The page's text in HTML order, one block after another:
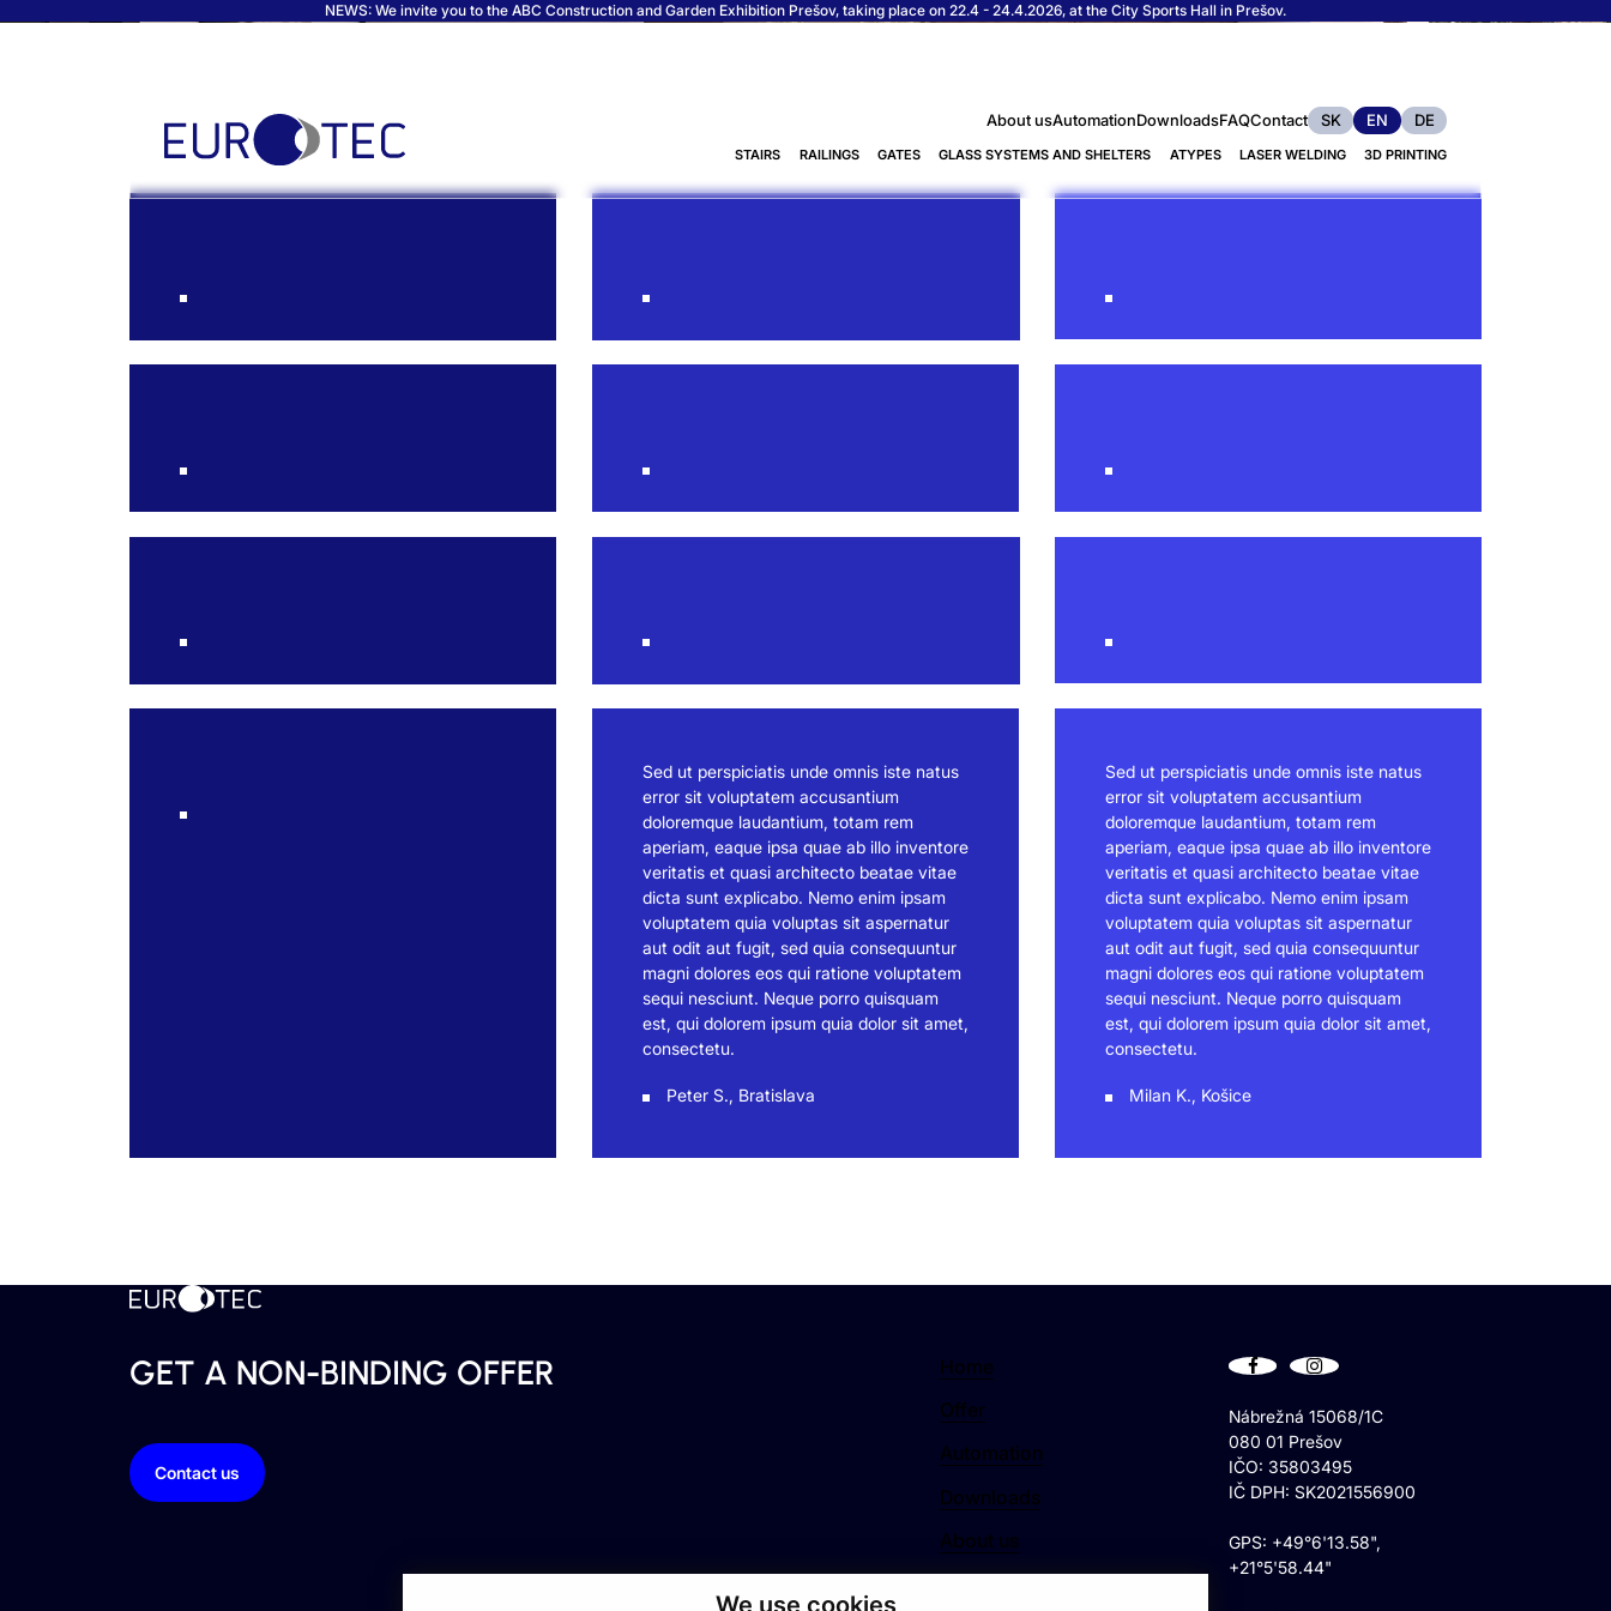
We use cookies
NEWS: We invite you to the ABC Construction and Garden Exhibition Prešov, taking place on 22.4 - 24.4.2026, at the City Sports Hall in Prešov.
About usAutomationDownloadsFAQContact SK EN DE
STAIRS RAILINGS GATES GLASS SYSTEMS AND SHELTERS ATYPES LASER WELDING 3D PRINTING
Sed ut perspiciatis unde omnis iste natus
error sit voluptatem accusantium
doloremque laudantium, totam rem
aperiam, eaque ipsa quae ab illo inventore
veritatis et quasi architecto beatae vitae
dicta sunt explicabo. Nemo enim ipsam
voluptatem quia voluptas sit aspernatur
aut odit aut fugit, sed quia consequuntur
magni dolores eos qui ratione voluptatem
sequi nesciunt. Neque porro quisquam
est, qui dolorem ipsum quia dolor sit amet,
consectetu.
Peter S., Bratislava
Sed ut perspiciatis unde omnis iste natus
error sit voluptatem accusantium
doloremque laudantium, totam rem
aperiam, eaque ipsa quae ab illo inventore
veritatis et quasi architecto beatae vitae
dicta sunt explicabo. Nemo enim ipsam
voluptatem quia voluptas sit aspernatur
aut odit aut fugit, sed quia consequuntur
magni dolores eos qui ratione voluptatem
sequi nesciunt. Neque porro quisquam
est, qui dolorem ipsum quia dolor sit amet,
consectetu.
Milan K., Košice
GET A NON-BINDING OFFER
Contact us
Home
Offer
Automation
Downloads
About us
Nábrežná 15068/1C
080 01 Prešov
IČO: 35803495
IČ DPH: SK2021556900
GPS: +49°6'13.58",
+21°5'58.44"